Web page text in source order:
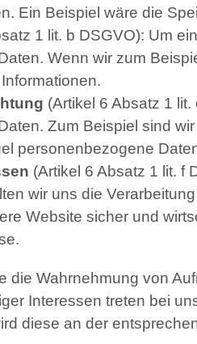
Ein Beispiel wäre die
1 lit. b DSGVO): Um
Wenn wir zum
(Artikel 6 Absatz 1
Zum Beispiel sind
personenbezogene
(Artikel 6 Absatz 1 lit. f
wir uns die
Website sicher und
die Wahrnehmung von
Interessen treten bei
diese an der